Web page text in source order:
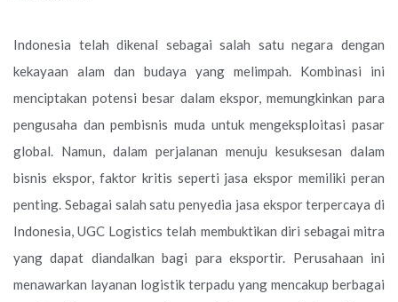
Indonesia telah dikenal sebagai salah satu negara dengan
kekayaan alam dan budaya yang melimpah. Kombinasi ini
menciptakan potensi besar dalam ekspor, memungkinkan para
pengusaha dan pembisnis muda untuk mengeksploitasi pasar
global. Namun, dalam perjalanan menuju kesuksesan dalam
bisnis ekspor, faktor kritis seperti jasa ekspor memiliki peran
penting. Sebagai salah satu penyedia jasa ekspor terpercaya di
Indonesia, UGC Logistics telah membuktikan diri sebagai mitra
yang dapat diandalkan bagi para eksportir. Perusahaan ini
menawarkan layanan logistik terpadu yang mencakup berbagai